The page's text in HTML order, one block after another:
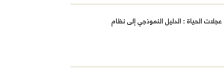
الحياة : الدليل النموذجي إلى نظام